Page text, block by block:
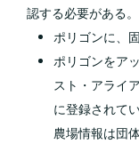
認する必要がある。
ポリゴンに、
ポリゴンをア
スト・アライ
に登録されて
農場情報は団